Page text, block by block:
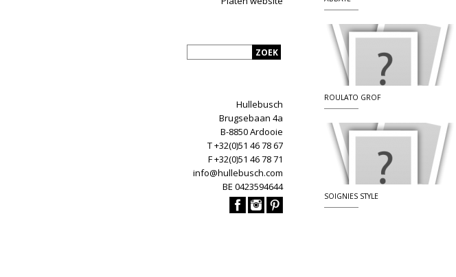
Hullebusch
Brugsebaan 4a
B-8850 Ardooie
T +32(0)51 46 78 67
F +32(0)51 46 78 71
info@hullebusch.com
BE 0423594644
ROULATO GROF
SOIGNIES STYLE